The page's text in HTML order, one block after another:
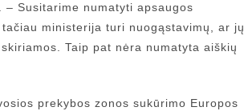
– Susitarime numatyti apsaugos
ministerija turi nuogąstavimų, ar jų
Taip pat nėra numatyta aiškių
prekybos zonos sukūrimo Europos